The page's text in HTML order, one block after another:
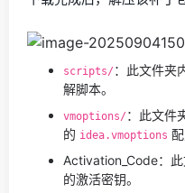
scripts/ ：此文件夹
解脚本。
vmoptions/ ：此文件
的 idea.vmoptions
Activation_Code：
的激活密钥。